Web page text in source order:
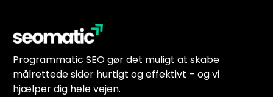
Programmatic SEO gør det muligt at skabe
målrettede sider hurtigt og effektivt – og vi
hjælper dig hele vejen.